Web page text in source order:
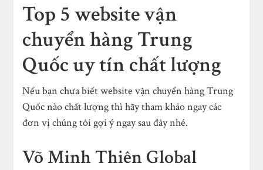
Top 5 website vận
chuyển hàng Trung
Quốc uy tín chất lượng
Nếu bạn chưa biết website vận chuyển hàng Trung
Quốc nào chất lượng thì hãy tham khảo ngay các
đơn vị chúng tôi gợi ý ngay sau đây nhé.
Võ Minh Thiên Global